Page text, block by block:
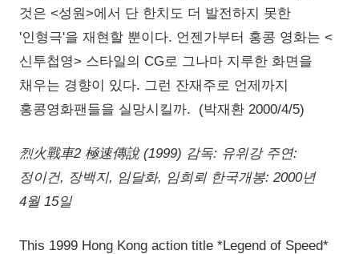
것은 <성원>에서 단 한치도 더 발전하지 못한
'인형극'을 재현할 뿐이다. 언젠가부터 홍콩 영화는 <
신투첩영> 스타일의 CG로 그나마 지루한 화면을
채우는 경향이 있다. 그런 잔재주로 언제까지
홍콩영화팬들을 실망시킬까. (박재환 2000/4/5)
烈火戰車2 極速傳說 (1999) 감독: 유위강 주연:
정이건, 장백지, 임달화, 임희뢰 한국개봉: 2000년
4월 15일
This 1999 Hong Kong action title *Legend of Speed*